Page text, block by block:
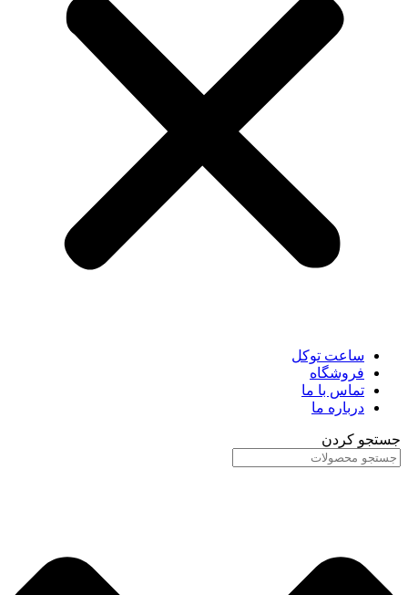
ساعت توکل
فروشگاه
تماس با ما
درباره ما
جستجو کردن